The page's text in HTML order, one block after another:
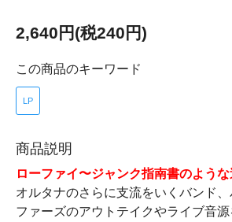
2,640円(税240円)
この商品のキーワード
LP
商品説明
ローファイ〜ジャンク指南書のよう
オルタナのさらに支流をいくバンド
ファーズのアウトテイクやライブ音